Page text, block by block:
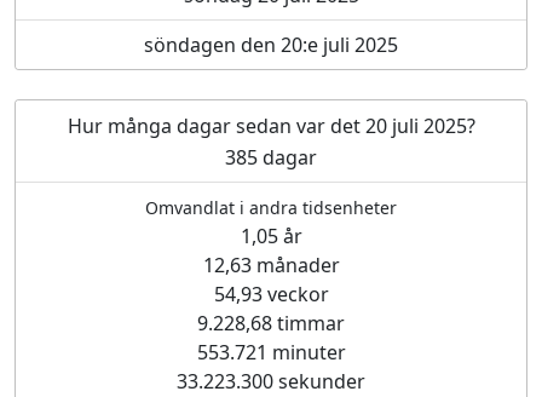
söndagen den 20:e juli 2025
Hur många dagar sedan var det 20 juli 2025?
385 dagar
Omvandlat i andra tidsenheter
1,05 år
12,63 månader
54,93 veckor
9.228,68 timmar
553.721 minuter
33.223.300 sekunder